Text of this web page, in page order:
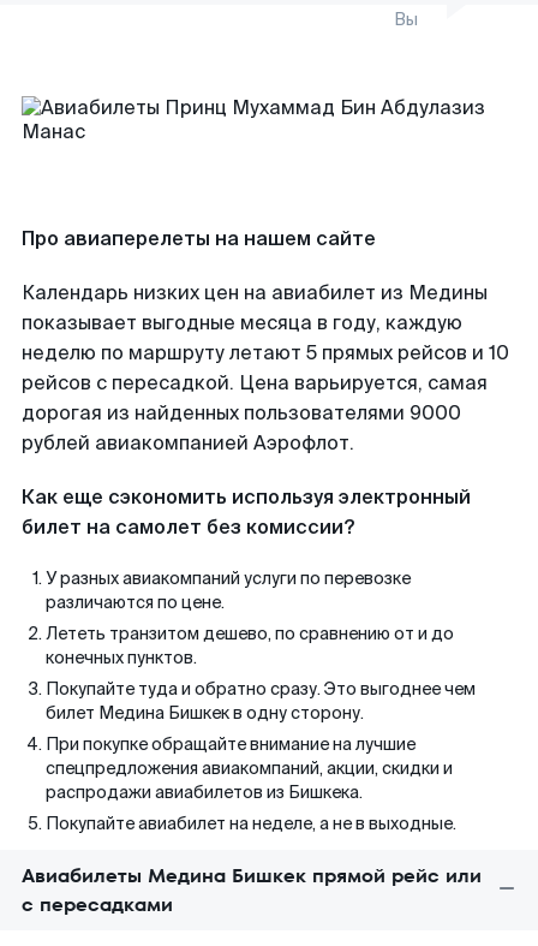
Вы
Про авиаперелеты на нашем сайте
Календарь низких цен на авиабилет из Медины
показывает выгодные месяца в году, каждую
неделю по маршруту летают 5 прямых рейсов и 10
рейсов с пересадкой. Цена варьируется, самая
дорогая из найденных пользователями 9000
рублей авиакомпанией Аэрофлот.
Как еще сэкономить используя электронный
билет на самолет без комиссии?
У разных авиакомпаний услуги по перевозке
различаются по цене.
Лететь транзитом дешево, по сравнению от и до
конечных пунктов.
Покупайте туда и обратно сразу. Это выгоднее чем
билет Медина Бишкек в одну сторону.
При покупке обращайте внимание на лучшие
спецпредложения авиакомпаний, акции, скидки и
распродажи авиабилетов из Бишкека.
Покупайте авиабилет на неделе, а не в выходные.
Авиабилеты Медина Бишкек прямой рейс или
с пересадками